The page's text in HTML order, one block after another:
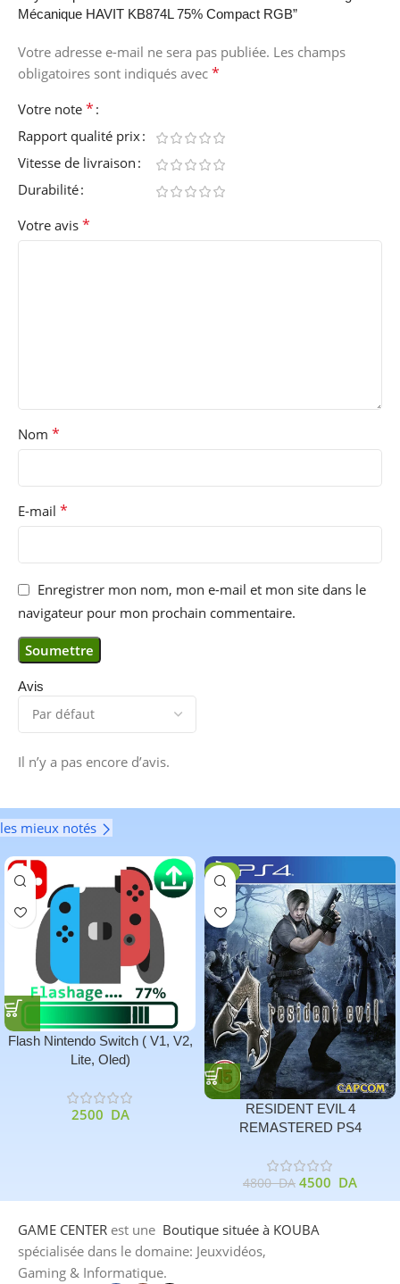
Avis
Il n’y a pas encore d’avis.
Mécanique HAVIT KB874L 75% Compact RGB”
Votre adresse e-mail ne sera pas publiée. Les champs
obligatoires sont indiqués avec *
Votre note *
Rapport qualité prix
Vitesse de livraison
Durabilité
Votre avis *
Nom *
E-mail *
Enregistrer mon nom, mon e-mail et mon site dans le
navigateur pour mon prochain commentaire.
les mieux notés
Flash Nintendo Switch ( V1, V2,
Lite, Oled)
2500 DA
-6%
RESIDENT EVIL 4
REMASTERED PS4
4800DA 4500 DA
GAME CENTER est une Boutique située à KOUBA
spécialisée dans le domaine: Jeuxvidéos,
Gaming & Informatique.